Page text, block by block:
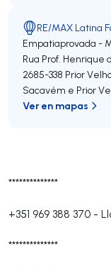
**************
+351 969 388 370 -
**************
RE/MAX Latina
Empatiaprovada -
Rua Prof. Henrique
2685-338 Prior
Sacavém e Prior
Ver en mapas